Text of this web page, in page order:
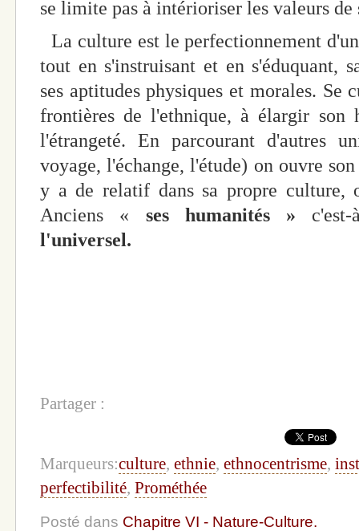
se limite pas à intérioriser les valeurs de
La culture est le perfectionnement
tout en s'instruisant et en s'éduquant,
ses aptitudes physiques et morales.
frontières de l'ethnique, à élargir son
l'étrangeté. En parcourant d'autres
voyage, l'échange, l'étude) on ouvre
y a de relatif dans sa propre culture,
Anciens « ses humanités »
l'universel.
Partager :
Marqueurs:culture, ethnie, ethnocentrisme,
perfectibilité, Prométhée
Posté dans Chapitre VI - Nature-Culture.